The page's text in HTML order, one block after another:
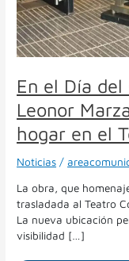
En el Día
Leonor
hogar en el
Noticias /
La obra, que
trasladada al Teatro
La nueva ubicación
visibilidad […]
encuentra
un
nuevo
hogar
el
Comedia